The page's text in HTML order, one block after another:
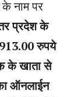
नाम पर
प्रदेश के
रुपये
के खाता से
ऑनलाईन